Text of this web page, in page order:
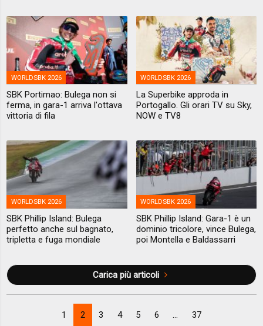
WORLDSBK 2026
SBK Portimao: Bulega non si
ferma, in gara-1 arriva l'ottava
vittoria di fila
WORLDSBK 2026
La Superbike approda in
Portogallo. Gli orari TV su Sky,
NOW e TV8
WORLDSBK 2026
SBK Phillip Island: Bulega
perfetto anche sul bagnato,
tripletta e fuga mondiale
WORLDSBK 2026
SBK Phillip Island: Gara-1 è un
dominio tricolore, vince Bulega,
poi Montella e Baldassarri
Carica più articoli
1 2 3 4 5 6 ... 37